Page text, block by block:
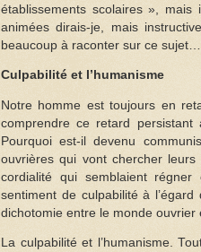
établissements scolaires »,
animées dirais-je, mais
beaucoup à raconter sur ce
Culpabilité et l’humanisme
Notre homme est toujours en
comprendre ce retard persistant
Pourquoi est-il devenu
ouvrières qui vont chercher
cordialité qui semblaient
sentiment de culpabilité à
dichotomie entre le monde
La culpabilité et l’humanisme.